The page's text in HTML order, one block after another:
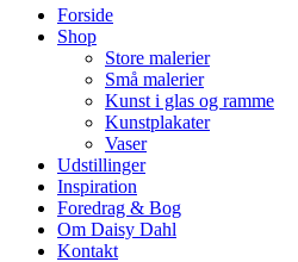
Forside
Shop
Store malerier
Små malerier
Kunst i glas og ramme
Kunstplakater
Vaser
Udstillinger
Inspiration
Foredrag & Bog
Om Daisy Dahl
Kontakt